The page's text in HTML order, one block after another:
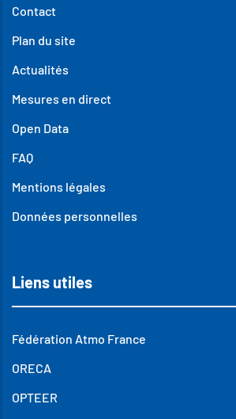
Contact
Plan du site
Actualités
Mesures en direct
Open Data
FAQ
Mentions légales
Données personnelles
Liens utiles
Fédération Atmo France
ORECA
OPTEER